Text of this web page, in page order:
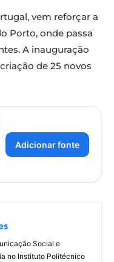
vem reforçar a
Porto, onde passa
A inauguração
de 25 novos
Adicionar fonte
Social e
no Instituto Politécnico